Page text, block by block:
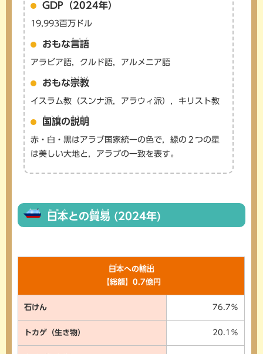
GDP（2024年）
19,993百万ドル
おもな言語
げんご
アラビア語，クルド語，アルメニア語
おもな宗教
しゅうきょう
イスラム教（スンナ派，アラウィ派），キリスト教
国旗
こっき
の説明
せつめい
赤・白・黒はアラブ国家統一の色で，緑の２つの星
は美しい大地と，アラブの一致を表す。
日本
にほん
との貿易
ぼうえき
(2024年)
日本への輸出
【総額】0.7億円
石けん 76.7％
トカゲ（生き物） 20.1％